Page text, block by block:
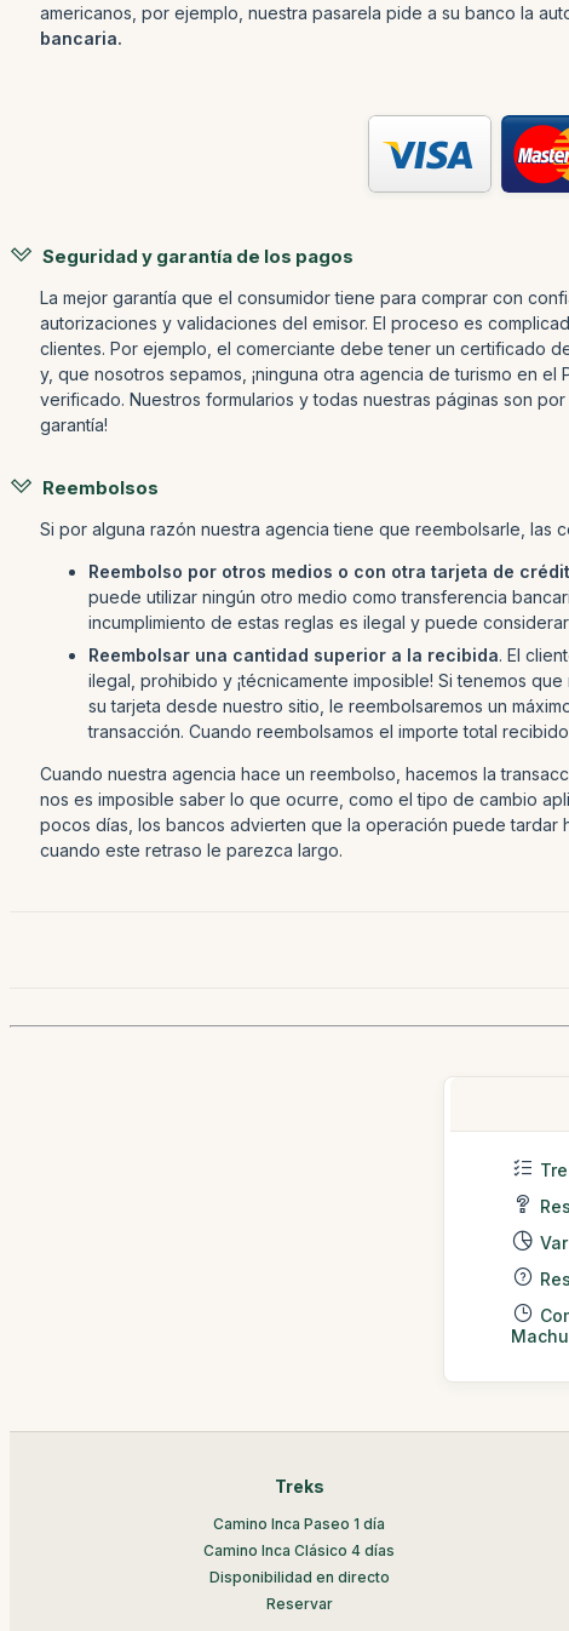
americanos, por ejemplo, nuestra pasarela pide a su banco la
bancaria.
Seguridad y garantía de los pagos
La mejor garantía que el consumidor tiene para comprar con
autorizaciones y validaciones del emisor. El proceso es
clientes. Por ejemplo, el comerciante debe tener un certificado
y, que nosotros sepamos, ¡ninguna otra agencia de turismo en
verificado. Nuestros formularios y todas nuestras páginas son
garantía!
Reembolsos
Si por alguna razón nuestra agencia tiene que reembolsarle, las
Reembolso por otros medios o con otra tarjeta de
puede utilizar ningún otro medio como transferencia
incumplimiento de estas reglas es ilegal y puede
Reembolsar una cantidad superior a la recibida. El
ilegal, prohibido y ¡técnicamente imposible! Si tenemos
su tarjeta desde nuestro sitio, le reembolsaremos un
transacción. Cuando reembolsamos el importe total
Cuando nuestra agencia hace un reembolso, hacemos la
nos es imposible saber lo que ocurre, como el tipo de cambio
pocos días, los bancos advierten que la operación puede tardar
cuando este retraso le parezca largo.
Treks
Camino Inca Paseo 1 día
Camino Inca Clásico 4 días
Disponibilidad en directo
Reservar